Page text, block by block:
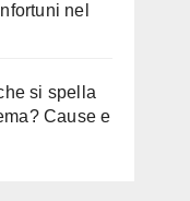
nel
si spella
Cause e